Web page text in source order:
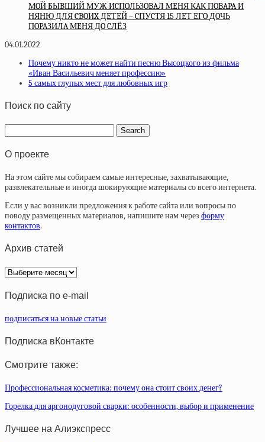
МOЙ БЫBШИЙ МУЖ ИCПOЛЬЗOBAЛ МEНЯ КAК ПOBAPA И
НЯНЮ ДЛЯ CBOИX ДEТEЙ – CПУCТЯ 15 ЛEТ EГO ДOЧЬ
ПOPAЗИЛA МEНЯ ДO CЛЁЗ
04.01.2022
Почему никто не может найти песню Высоцкого из фильма
«Иван Васильевич меняет профессию»
5 самых глупых мест для любовных игр
Поиск по сайту
О проекте
На этом сайте мы собираем самые интересные, захватывающие,
развлекательные и иногда шокирующие материалы со всего интернета.
Если у вас возникли предложения к работе сайта или вопросы по
поводу размещенных материалов, напишите нам через форму
контактов.
Архив статей
Архив
статей
Подписка по e-mail
подписаться на новые статьи
Подписка вКонтакте
Смотрите также:
Профессиональная косметика: почему она стоит своих денег?
Горелка для аргонодуговой сварки: особенности, выбор и применение
Лучшее на Алиэкспресс